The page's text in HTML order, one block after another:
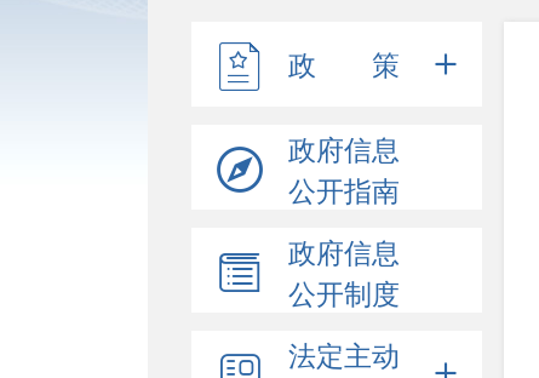
政 策
政府信息
公开指南
政府信息
公开制度
法定主动